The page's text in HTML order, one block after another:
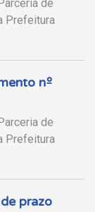
de
Prefeitura
nº
de
Prefeitura
prazo